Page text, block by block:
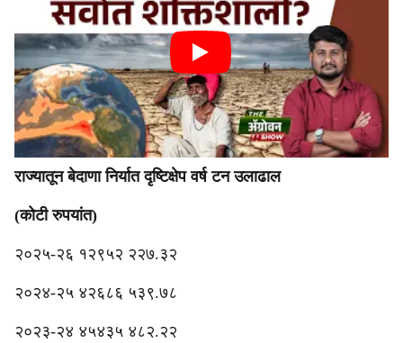
राज्यातून बेदाणा निर्यात दृष्टिक्षेप वर्ष टन उलाढाल
(कोटी रुपयांत)
२०२५-२६ १२९५२ २२७.३२
२०२४-२५ ४२६८६ ५३९.७८
२०२३-२४ ४५४३५ ४८२.२२